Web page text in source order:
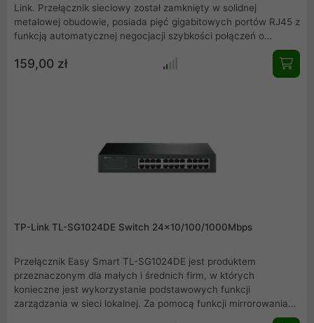
Link. Przełącznik sieciowy został zamknięty w solidnej
metalowej obudowie, posiada pięć gigabitowych portów RJ45 z
funkcją automatycznej negocjacji szybkości połączeń o
prędkości 10, 100 oraz 1000 Mb/s, w tym cztery porty PoE
(Power over Ethernet), które umożliwiają transfer danych i
zasilanie urządzeń za pomocą jednego przewodu Ethernet.
159,00 zł
TP-Link TL-SG1024DE Switch 24x10/100/1000Mbps
Przełącznik Easy Smart TL-SG1024DE jest produktem
przeznaczonym dla małych i średnich firm, w których
konieczne jest wykorzystanie podstawowych funkcji
zarządzania w sieci lokalnej. Za pomocą funkcji mirrorowania